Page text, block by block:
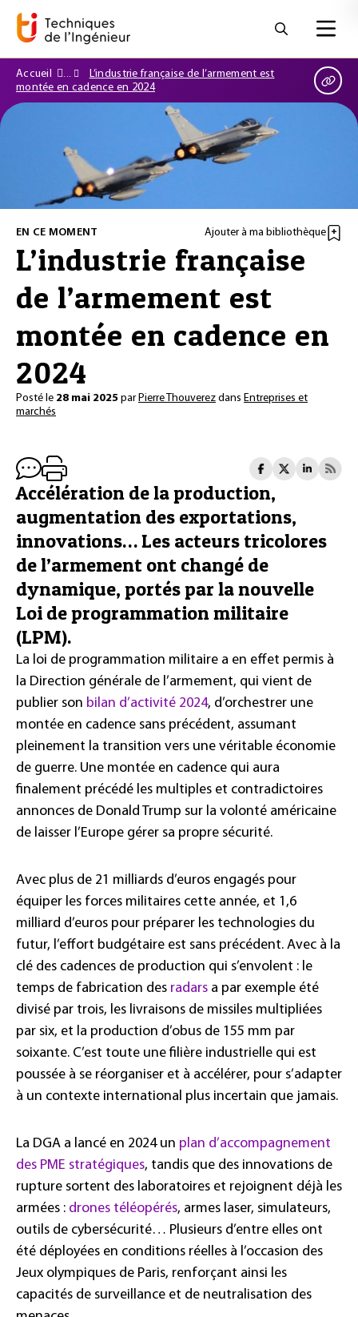
Accueil
L’industrie française de l’armement est
montée en cadence en 2024
EN CE MOMENT Ajouter à ma bibliothèque
L’industrie française
de l’armement est
montée en cadence en
2024
Posté le 28 mai 2025 parPierre Thouverez dans Entreprises et
marchés
Accélération de la production,
augmentation des exportations,
innovations… Les acteurs tricolores
de l’armement ont changé de
dynamique, portés par la nouvelle
Loi de programmation militaire
(LPM).
La loi de programmation militaire a en effet permis à
la Direction générale de l’armement, qui vient de
publier son bilan d’activité 2024, d’orchestrer une
montée en cadence sans précédent, assumant
pleinement la transition vers une véritable économie
de guerre. Une montée en cadence qui aura
finalement précédé les multiples et contradictoires
annonces de Donald Trump sur la volonté américaine
de laisser l’Europe gérer sa propre sécurité.
Avec plus de 21 milliards d’euros engagés pour
équiper les forces militaires cette année, et 1,6
milliard d’euros pour préparer les technologies du
futur, l’effort budgétaire est sans précédent. Avec à la
clé des cadences de production qui s’envolent : le
temps de fabrication des radars a par exemple été
divisé par trois, les livraisons de missiles multipliées
par six, et la production d’obus de 155 mm par
soixante. C’est toute une filière industrielle qui est
poussée à se réorganiser et à accélérer, pour s’adapter
à un contexte international plus incertain que jamais.
La DGA a lancé en 2024 un plan d’accompagnement
des PME stratégiques, tandis que des innovations de
rupture sortent des laboratoires et rejoignent déjà les
armées : drones téléopérés, armes laser, simulateurs,
outils de cybersécurité… Plusieurs d’entre elles ont
été déployées en conditions réelles à l’occasion des
Jeux olympiques de Paris, renforçant ainsi les
capacités de surveillance et de neutralisation des